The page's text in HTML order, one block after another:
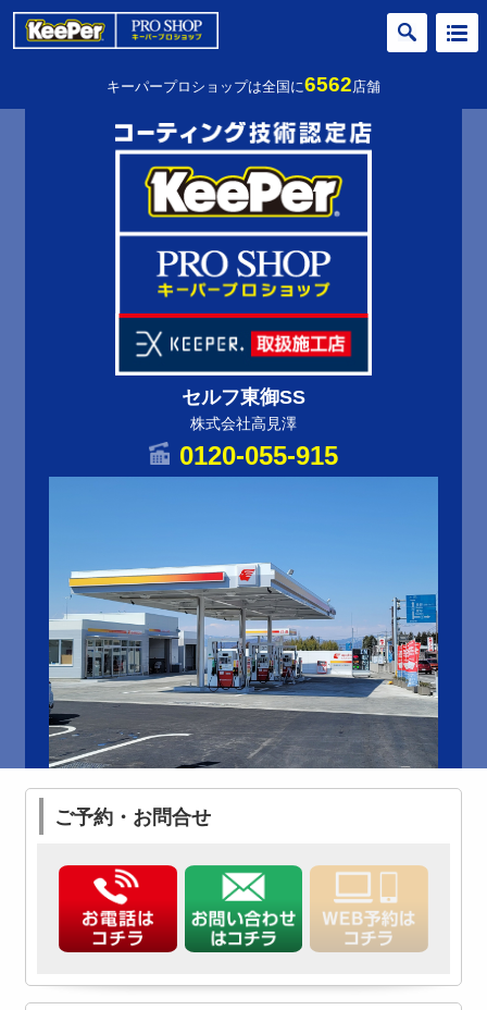
キーパープロショップは全国に6562店舗
セルフ東御SS
株式会社高見澤
0120-055-915
ご予約・お問合せ